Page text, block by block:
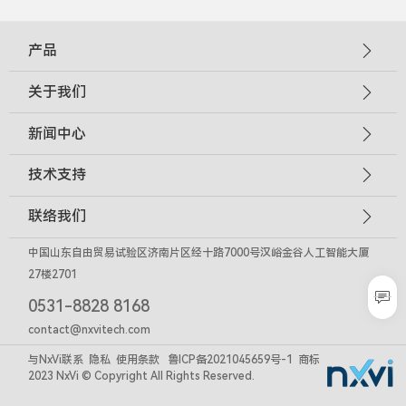

产品
关于我们
新闻中心
技术支持
联络我们
中国山东自由贸易试验区济南片区经十路7000号汉峪金谷人工智能大厦
27楼2701
0531-8828 8168
contact@nxvitech.com
与NxVi联系 隐私 使用条款 鲁ICP备2021045659号-1
商标
2023 NxVi © Copyright All Rights Reserved.